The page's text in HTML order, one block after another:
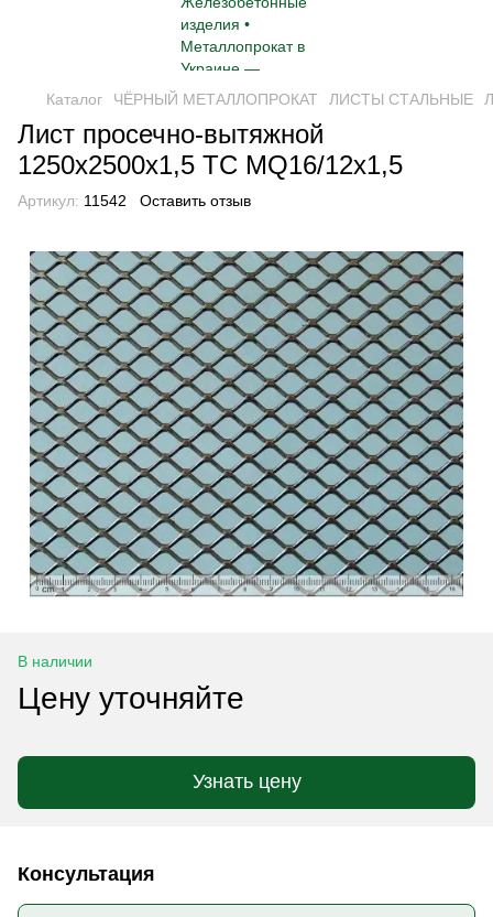
Каталог ЧЁРНЫЙ МЕТАЛЛОПРОКАТ ЛИСТЫ СТАЛЬНЫЕ
Лист просечно-вытяжной
1250x2500х1,5 TC MQ16/12x1,5
Артикул: 11542 Оставить отзыв
В наличии
Цену уточняйте
Узнать цену
Консультация